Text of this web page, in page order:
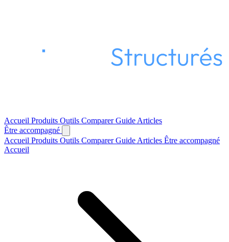
Accueil Produits Outils ComparerGuide Articles
Être accompagné
Accueil Produits Outils ComparerGuide Articles Être accompagné
Accueil